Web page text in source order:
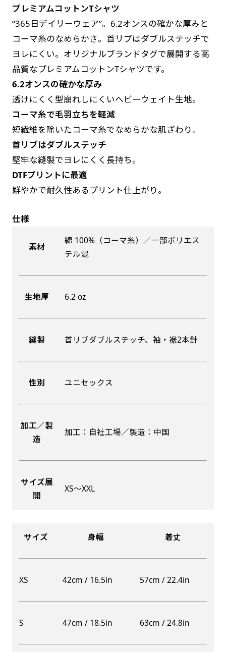
プレミアムコットンTシャツ
“365日デイリーウェア”。6.2オンスの確かな厚みと
コーマ糸のなめらかさ。首リブはダブルステッチで
ヨレにくい。オリジナルブランドタグで展開する高
品質なプレミアムコットンTシャツです。
6.2オンスの確かな厚み
透けにくく型崩れしにくいヘビーウェイト生地。
コーマ糸で毛羽立ちを軽減
短繊維を除いたコーマ糸でなめらかな肌ざわり。
首リブはダブルステッチ
堅牢な縫製でヨレにくく長持ち。
DTFプリントに最適
鮮やかで耐久性あるプリント仕上がり。
仕様
素材
綿 100%（コーマ糸）／一部ポリエス
テル混
生地厚 6.2 oz
縫製 首リブダブルステッチ、袖・裾2本針
性別 ユニセックス
加工／製
造
加工：自社工場／製造：中国
サイズ展
開
XS〜XXL
サイズ 身幅 着丈
XS 42cm / 16.5in 57cm / 22.4in
S 47cm / 18.5in 63cm / 24.8in
す。かわいいい＆おしゃれなのぼりです。台はセ
ットでついてます。
ジャンボ(90x270)
遠くからでも視認しやすいジャンボサイズです。
駐車場などのスペースに余裕がある場所で大々的
に宣伝できます。
4mまたは5mのポールが必要です。
吊り下げ旗(30x42)
掛け軸のように吊り下げ式にします。上部に棒袋
際の装飾などにとてもお役立ち！
布A1ポスター(60x84)
のぼりだけでなく、ポスターも作れます。
のぼり旗と同じデザインで飾れば宣伝効果UP!
種のデザインを楽しむことができます。前からも
A面B面のデザイン変化を楽しんでお客様にアピ
す。かわいいい＆おしゃれなのぼりです。台はセ
ットでついてます。
ジャンボ(270x90)
遠くからでも視認しやすいジャンボサイズです。
駐車場などのスペースに余裕がある場所で大々的
に宣伝できます。
4mまたは5mのポールが必要です。
吊り下げ旗(42x30)
掛け軸のように吊り下げ式にします。上部に棒袋
際の装飾などにとてもお役立ち！
布A1ポスター(84x60)
のぼりだけでなく、ポスターも作れます。
のぼり旗と同じデザインで飾れば宣伝効果UP!
長辺が180cm以内、短辺が60cm以内であれば自
幕の製作をお楽しみください